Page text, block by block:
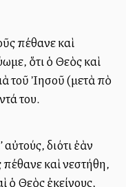
ἀπέθανε καὶ
ὅτι ὁ Θεὸς καὶ
τοῦ Ἰησοῦ (μετὰ ἀπὸ
του.
διότι ἐὰν
καὶ ἀνεστήθη,
ὁ Θεὸς ἐκείνους,